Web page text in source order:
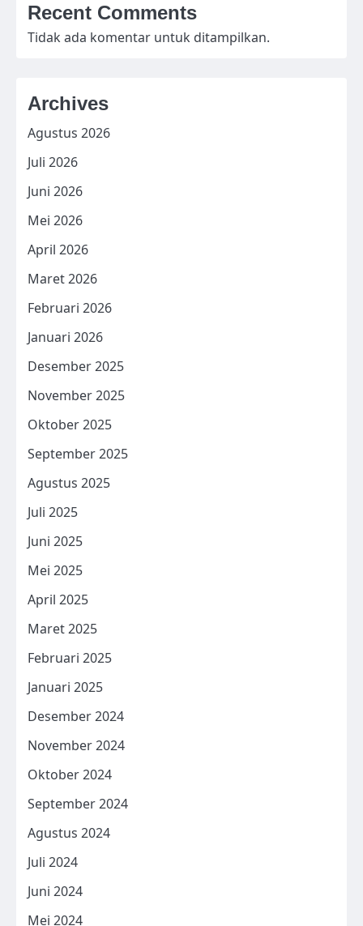
Recent Comments
Tidak ada komentar untuk ditampilkan.
Archives
Agustus 2026
Juli 2026
Juni 2026
Mei 2026
April 2026
Maret 2026
Februari 2026
Januari 2026
Desember 2025
November 2025
Oktober 2025
September 2025
Agustus 2025
Juli 2025
Juni 2025
Mei 2025
April 2025
Maret 2025
Februari 2025
Januari 2025
Desember 2024
November 2024
Oktober 2024
September 2024
Agustus 2024
Juli 2024
Juni 2024
Mei 2024